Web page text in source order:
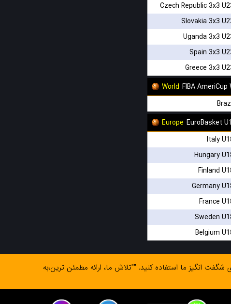
Czech Republic 3x3
Slovakia 3x3
Uganda 3x3
Spain 3x3
Greece 3x3
World FIBA
Europe EuroBasket
Italy
Hungary
Finland
Germany
France
Sweden
Belgium
ما استفاده کنید. ""تلاش ما، ارائه مطمئن ترین،به